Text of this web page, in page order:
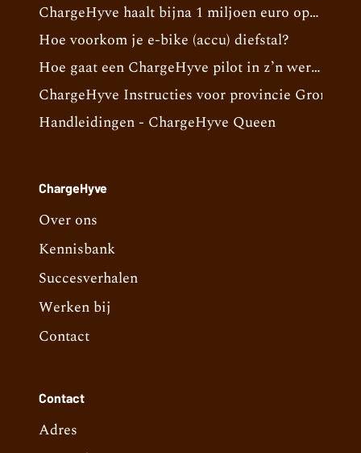
ChargeHyve haalt bijna 1 miljoen euro op voor marktintroductie veilige e-bike laadkasten
Hoe voorkom je e-bike (accu) diefstal?
Hoe gaat een ChargeHyve pilot in z’n werk?
ChargeHyve Instructies voor provincie
Handleidingen - ChargeHyve Queen
ChargeHyve
Over ons
Kennisbank
Succesverhalen
Werken bij
Contact
Contact
Adres